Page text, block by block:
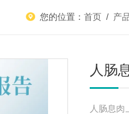
您的位置： 首页 / 产
人肠
人肠息